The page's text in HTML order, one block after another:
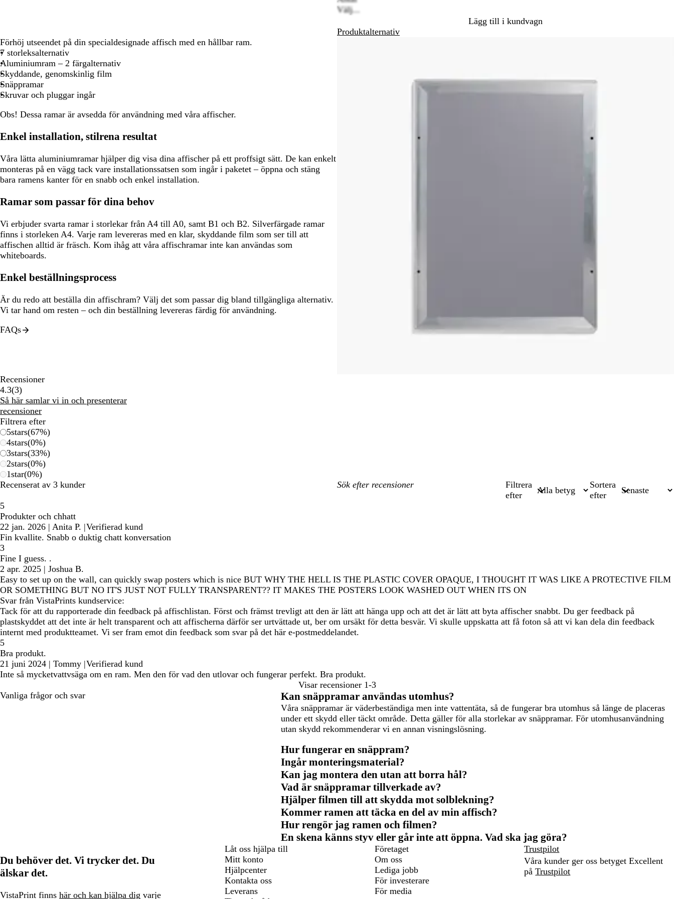
i
v
v
r
Välj...
Lägg till i kundvagn
Produktalternativ
Förhöj utseendet på din specialdesignade affisch med en hållbar ram.
7 storleksalternativ
Aluminiumram – 2 färgalternativ
Skyddande, genomskinlig film
Snäppramar
Skruvar och pluggar ingår
Obs! Dessa ramar är avsedda för användning med våra affischer.
Enkel installation, stilrena resultat
Våra lätta aluminiumramar hjälper dig visa dina affischer på ett proffsigt sätt. De kan enkelt
monteras på en vägg tack vare installationssatsen som ingår i paketet – öppna och stäng
bara ramens kanter för en snabb och enkel installation.
Ramar som passar för dina behov
Vi erbjuder svarta ramar i storlekar från A4 till A0, samt B1 och B2. Silverfärgade ramar
finns i storleken A4. Varje ram levereras med en klar, skyddande film som ser till att
affischen alltid är fräsch. Kom ihåg att våra affischramar inte kan användas som
whiteboards.
Enkel beställningsprocess
Är du redo att beställa din affischram? Välj det som passar dig bland tillgängliga alternativ.
Vi tar hand om resten – och din beställning levereras färdig för användning.
FAQs
Recensioner
4.3(33
recensioner
)
Så här samlar vi in och presenterar
recensioner
Filtrera efter
5stars(67%)
4stars(0%)
3stars(33%)
2stars(0%)
1star(0%)
Recenserat av 3 kunder
Mina
Filtrera
efter
Sortera
efter
5
Produkter och chhatt
22 jan. 2026 | Anita P. |Verifierad kund
Fin kvallite. Snabb o duktig chatt konversation
3
Fine I guess. .
2 apr. 2025 | Joshua B.
Easy to set up on the wall, can quickly swap posters which is nice BUT WHY THE HELL IS THE PLASTIC COVER OPAQUE, I THOUGHT IT WAS LIKE A PROTECTIVE FILM
OR SOMETHING BUT NO IT'S JUST NOT FULLY TRANSPARENT?? IT MAKES THE POSTERS LOOK WASHED OUT WHEN ITS ON
Svar från VistaPrints kundservice:
Tack för att du rapporterade din feedback på affischlistan. Först och främst trevligt att den är lätt att hänga upp och att det är lätt att byta affischer snabbt. Du ger feedback på
plastskyddet att det inte är helt transparent och att affischerna därför ser urtvättade ut, ber om ursäkt för detta besvär. Vi skulle uppskatta att få foton så att vi kan dela din feedback
internt med produktteamet. Vi ser fram emot din feedback som svar på det här e-postmeddelandet.
5
Bra produkt.
21 juni 2024 | Tommy |Verifierad kund
Inte så mycketvattvsäga om en ram. Men den för vad den utlovar och fungerar perfekt. Bra produkt.
Visar recensioner 1-3
Vanliga frågor och svar
Kan snäppramar användas utomhus?
Våra snäppramar är väderbeständiga men inte vattentäta, så de fungerar bra utomhus så länge de placeras
under ett skydd eller täckt område. Detta gäller för alla storlekar av snäppramar. För utomhusanvändning
utan skydd rekommenderar vi en annan visningslösning.
Hur fungerar en snäppram?
Ingår monteringsmaterial?
Kan jag montera den utan att borra hål?
Vad är snäppramar tillverkade av?
Hjälper filmen till att skydda mot solblekning?
Kommer ramen att täcka en del av min affisch?
Hur rengör jag ramen och filmen?
En skena känns styv eller går inte att öppna. Vad ska jag göra?
Du behöver det. Vi trycker det. Du
älskar det.
VistaPrint finns här och kan hjälpa dig varje
Låt oss hjälpa till
Mitt konto
Hjälpcenter
Kontakta oss
Leverans
Företaget
Om oss
Lediga jobb
För investerare
För media
Trustpilot
Våra kunder ger oss betyget Excellent
påTrustpilot